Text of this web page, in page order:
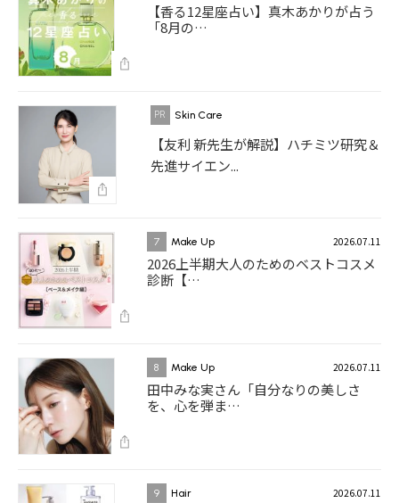
【香る12星座占い】真木あかりが占う
「8月の…
Skin Care
【友利 新先生が解説】ハチミツ研究＆
先進サイエン...
7 Make Up 2026.07.11
2026上半期大人のためのベストコスメ
診断【…
8 Make Up 2026.07.11
田中みな実さん「自分なりの美しさ
を、心を弾ま…
9 Hair 2026.07.11